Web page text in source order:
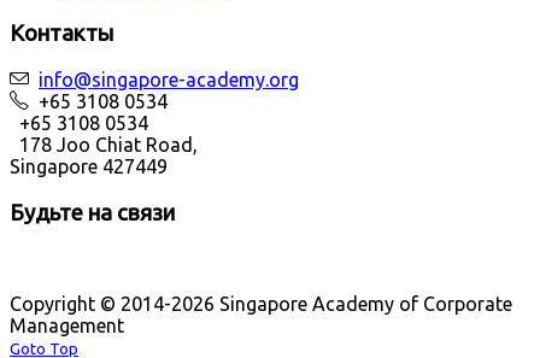
Контакты
info@singapore-academy.org
+65 3108 0534
+65 3108 0534
178 Joo Chiat Road,
Singapore 427449
Будьте на связи
Copyright © 2014-2026 Singapore Academy of Corporate
Management
Goto Top